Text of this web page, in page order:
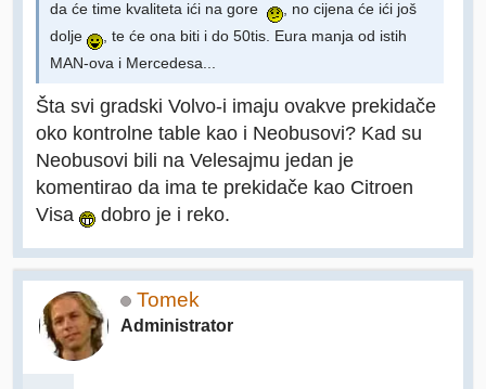
da će time kvaliteta ići na gore
, no cijena će ići još
dolje
, te će ona biti i do 50tis. Eura manja od istih
MAN-ova i Mercedesa...
Šta svi gradski Volvo-i imaju ovakve prekidače
oko kontrolne table kao i Neobusovi? Kad su
Neobusovi bili na Velesajmu jedan je
komentirao da ima te prekidače kao Citroen
Visa
dobro je i reko.
Tomek
Administrator